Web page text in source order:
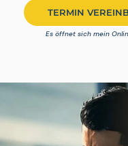
TERMIN
Es öffnet sich mein